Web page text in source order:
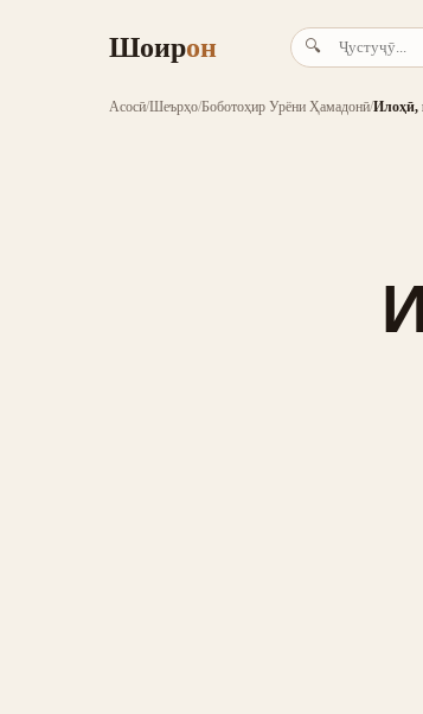
Шоирон 🔍
Асосӣ/Шеърҳо/Боботоҳир Урёни Ҳамадонӣ/Илоҳӣ,